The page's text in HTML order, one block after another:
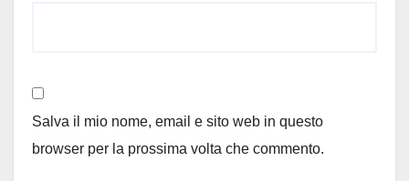
Salva il mio nome, email e sito web in questo
browser per la prossima volta che commento.